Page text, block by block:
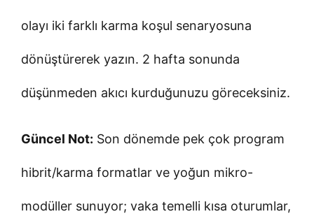
olayı iki farklı karma koşul senaryosuna
dönüştürerek yazın. 2 hafta sonunda
düşünmeden akıcı kurduğunuzu göreceksiniz.
Güncel Not: Son dönemde pek çok program
hibrit/karma formatlar ve yoğun mikro-
modüller sunuyor; vaka temelli kısa oturumlar,